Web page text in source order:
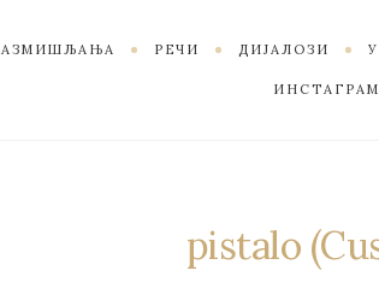
РАЗМИШЉАЊА РЕЧИ ДИЈАЛОЗИ
ИНСТАГРАМ
pistalo